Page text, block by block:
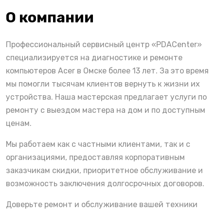
О компании
Профессиональный сервисный центр «PDACenter»
специализируется на диагностике и ремонте
компьютеров Acer в Омске более 13 лет. За это время
мы помогли тысячам клиентов вернуть к жизни их
устройства. Наша мастерская предлагает услуги по
ремонту с выездом мастера на дом и по доступным
ценам.
Мы работаем как с частными клиентами, так и с
организациями, предоставляя корпоративным
заказчикам скидки, приоритетное обслуживание и
возможность заключения долгосрочных договоров.
Доверьте ремонт и обслуживание вашей техники